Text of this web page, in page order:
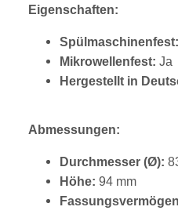
Eigenschaften:
Spülmaschinenfest:
Mikrowellenfest: Ja
Hergestellt in
Abmessungen:
Durchmesser (Ø):
Höhe: 94 mm